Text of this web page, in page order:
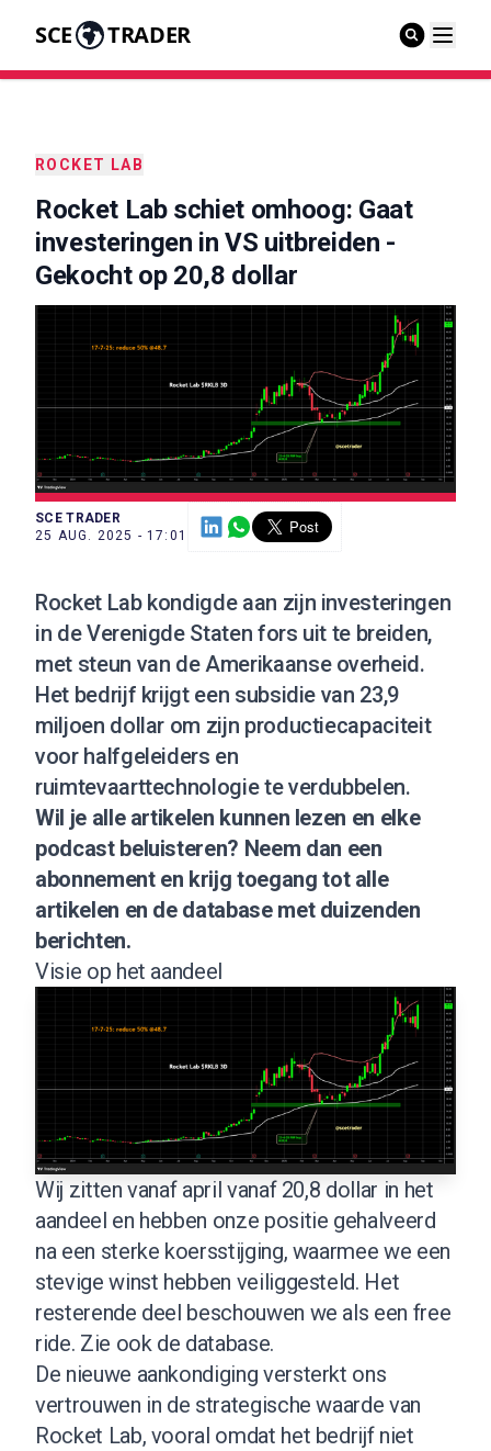
SCE TRADER
ROCKET LAB
Rocket Lab schiet omhoog: Gaat
investeringen in VS uitbreiden -
Gekocht op 20,8 dollar
SCE TRADER
25 AUG. 2025 - 17:01
Rocket Lab kondigde aan zijn investeringen
in de Verenigde Staten fors uit te breiden,
met steun van de Amerikaanse overheid.
Het bedrijf krijgt een subsidie van 23,9
miljoen dollar om zijn productiecapaciteit
voor halfgeleiders en
ruimtevaarttechnologie te verdubbelen.
Wil je alle artikelen kunnen lezen en elke
podcast beluisteren? Neem dan een
abonnementen krijg toegang tot alle
artikelen en de database met duizenden
berichten.
Visie op het aandeel
Wij zitten vanaf april vanaf 20,8 dollar in het
aandeel en hebben onze positie gehalveerd
na een sterke koersstijging, waarmee we een
stevige winst hebben veiliggesteld. Het
resterende deel beschouwen we als een free
ride. Zie ook de database.
De nieuwe aankondiging versterkt ons
vertrouwen in de strategische waarde van
Rocket Lab, vooral omdat het bedrijf niet